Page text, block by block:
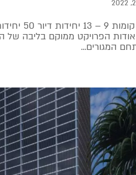
אודות הפרויקט ממוקם בליבה של
המגורים...